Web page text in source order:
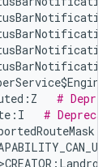
#
#